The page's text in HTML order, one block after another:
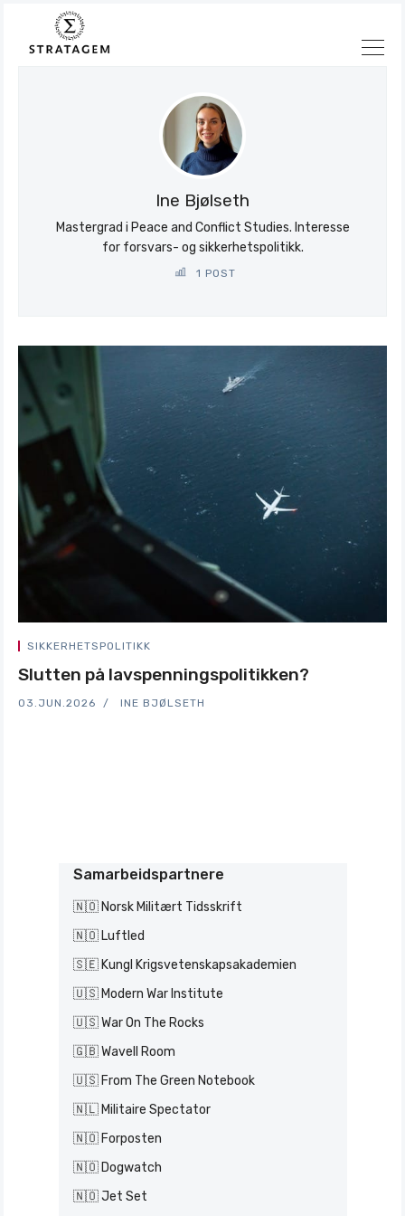
Søk
Stratagem
Ine Bjølseth
Mastergrad i Peace and Conflict Studies. Interesse
for forsvars- og sikkerhetspolitikk.
1 POST
SIKKERHETSPOLITIKK
Slutten på lavspenningspolitikken?
03.JUN.2026 INE BJØLSETH
Samarbeidspartnere
🇳🇴 Norsk Militært Tidsskrift
🇳🇴 Luftled
🇸🇪 Kungl Krigsvetenskapsakademien
🇺🇸 Modern War Institute
🇺🇸 War On The Rocks
🇬🇧 Wavell Room
🇺🇸 From The Green Notebook
🇳🇱 Militaire Spectator
🇳🇴 Forposten
🇳🇴 Dogwatch
🇳🇴 Jet Set